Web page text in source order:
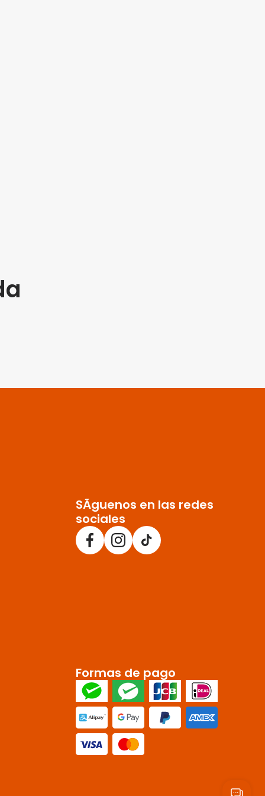
SÃ­guenos en las redes
sociales
Formas de pago